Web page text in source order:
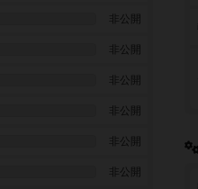
非公開
非公開
非公開
非公開
非公開
非公開